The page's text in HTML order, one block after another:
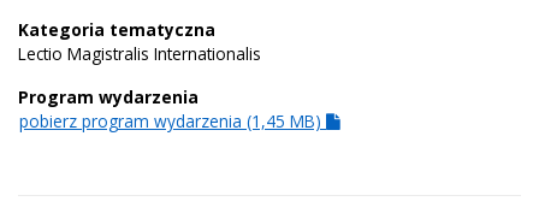
Kategoria tematyczna
Lectio Magistralis Internationalis
Program wydarzenia
pobierz program wydarzenia (1,45 MB)